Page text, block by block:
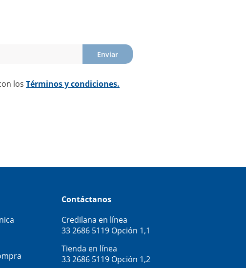
Enviar
los Términos y condiciones.
Contáctanos
Credilana en línea
33 2686 5119 Opción 1,1
Tienda en línea
33 2686 5119 Opción 1,2